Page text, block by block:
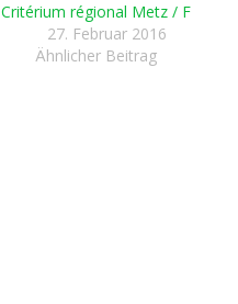
Critérium régional Metz / F
27. Februar 2016
Ähnlicher Beitrag